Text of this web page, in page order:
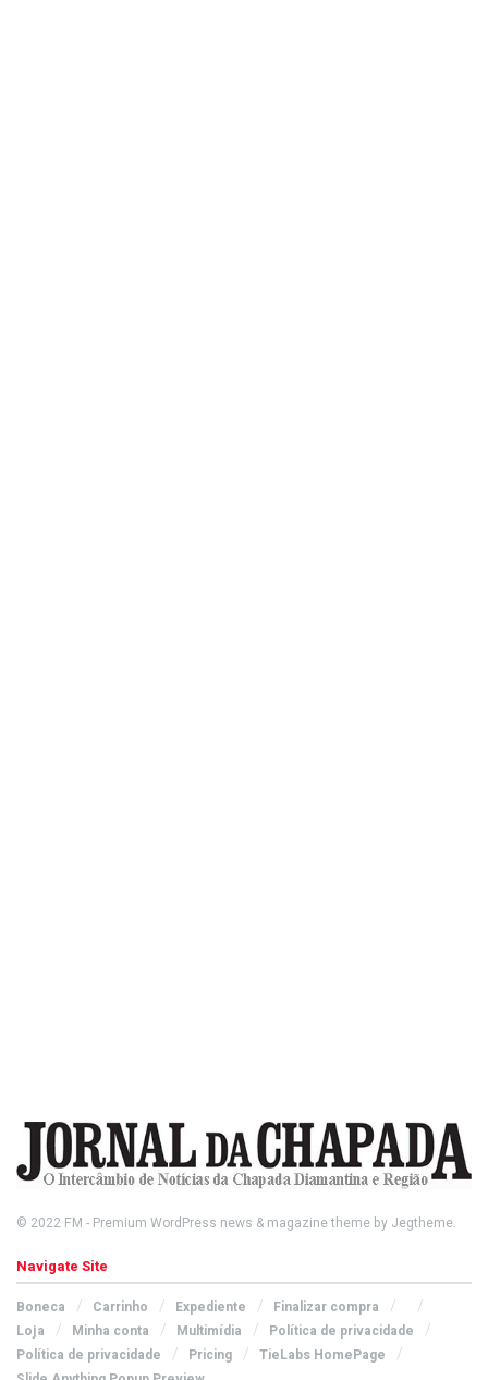
© 2022 FM - Premium WordPress news & magazine theme by Jegtheme.
Navigate Site
Boneca Carrinho Expediente
Finalizar compra
Loja
Minha conta Multimídia
Política de privacidade
Política de privacidade
Pricing
TieLabs HomePage